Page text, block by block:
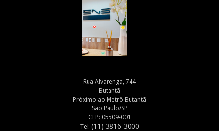
Rua Alvarenga, 744
Butantã
Próximo ao Metrô Butantã
São Paulo/SP
CEP: 05509-001
Tel: (11) 3816-3000